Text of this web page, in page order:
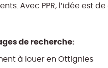
Avec PPR, l’idée est
de recherche:
à louer en Ottignies